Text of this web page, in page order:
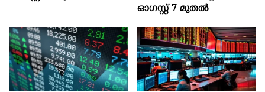
ഓഗസ്റ്റ്‌ 7 മുതല്‍